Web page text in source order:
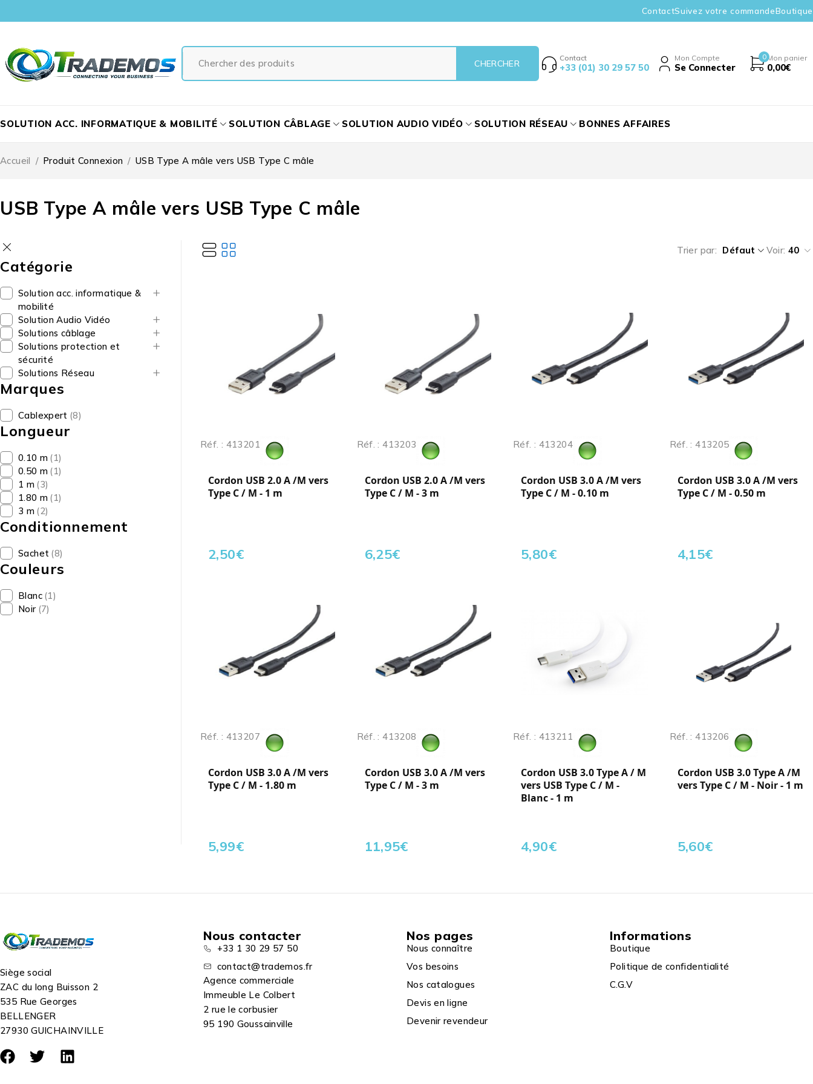
ContactSuivez votre commandeBoutique
Contact
+33 (01) 30 29 57 50
Mon Compte
Se Connecter
0 Mon panier
0,00€
SOLUTION ACC. INFORMATIQUE & MOBILITÉ SOLUTION CÂBLAGE SOLUTION AUDIO VIDÉO SOLUTION RÉSEAU BONNES AFFAIRES
USB Type A mâle vers USB Type C mâle
Accueil / Produit Connexion / USB Type A mâle vers USB Type C mâle
Catégorie
Solution acc. informatique &
mobilité
Solution Audio Vidéo
Solutions câblage
Solutions protection et
sécurité
Solutions Réseau
Marques
Cablexpert (8)
Longueur
0.10 m (1)
0.50 m (1)
1 m (3)
1.80 m (1)
3 m (2)
Conditionnement
Sachet (8)
Couleurs
Blanc (1)
Noir (7)
Trier par Défaut Voir: 40
Réf. : 413201
Cordon USB 2.0 A /M vers
Type C / M - 1 m
2,50€
Réf. : 413203
Cordon USB 2.0 A /M vers
Type C / M - 3 m
6,25€
Réf. : 413204
Cordon USB 3.0 A /M vers
Type C / M - 0.10 m
5,80€
Réf. : 413205
Cordon USB 3.0 A /M vers
Type C / M - 0.50 m
4,15€
Réf. : 413207
Cordon USB 3.0 A /M vers
Type C / M - 1.80 m
5,99€
Réf. : 413208
Cordon USB 3.0 A /M vers
Type C / M - 3 m
11,95€
Réf. : 413211
Cordon USB 3.0 Type A / M
vers USB Type C / M -
Blanc - 1 m
4,90€
Réf. : 413206
Cordon USB 3.0 Type A /M
vers Type C / M - Noir - 1 m
5,60€
Siège social
ZAC du long Buisson 2
535 Rue Georges
BELLENGER
27930 GUICHAINVILLE
Nous contacter
+33 1 30 29 57 50
contact@trademos.fr
Agence commerciale
Immeuble Le Colbert
2 rue le corbusier
95 190 Goussainville
Nos pages
Nous connaître
Vos besoins
Nos catalogues
Devis en ligne
Devenir revendeur
Informations
Boutique
Politique de confidentialité
C.G.V